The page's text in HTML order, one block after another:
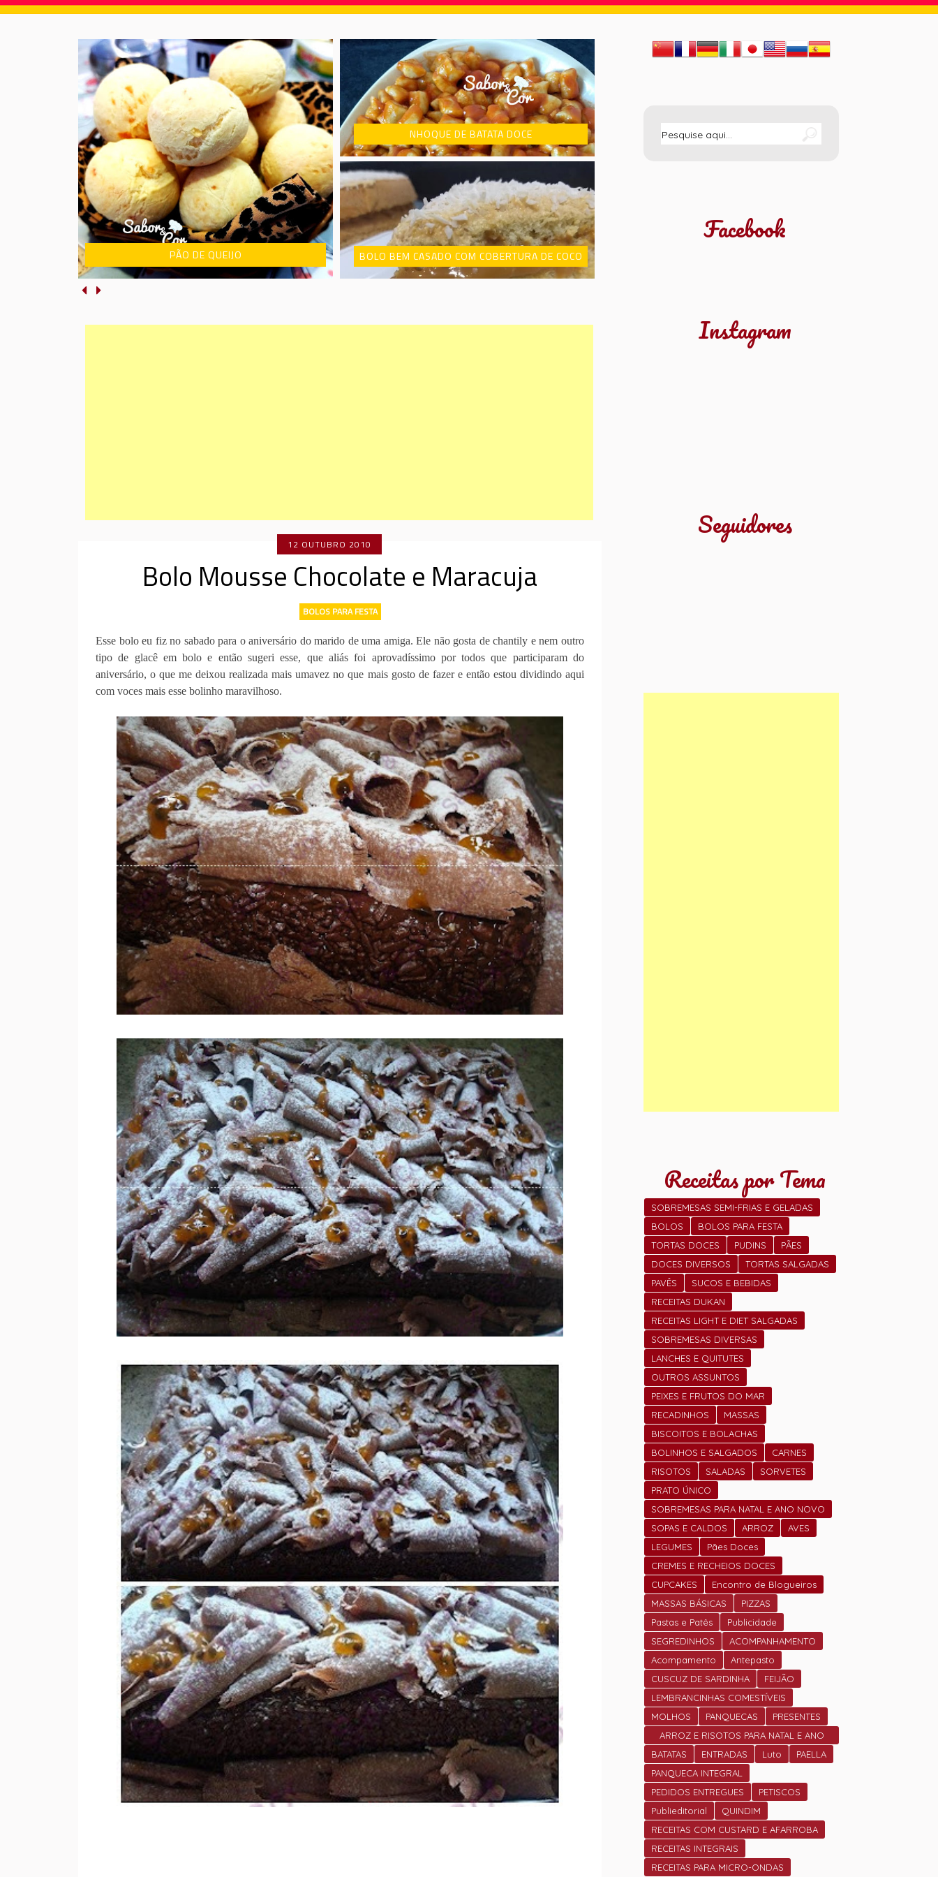
PÃO DE QUEIJO
NHOQUE DE BATATA DOCE
BOLO BEM CASADO COM COBERTURA DE COCO
12 OUTUBRO 2010
Bolo Mousse Chocolate e Maracuja
BOLOS PARA FESTA
Esse bolo eu fiz no sabado para o aniversário do marido de uma amiga. Ele não gosta de chantily e nem outro
tipo de glacê em bolo e então sugeri esse, que aliás foi aprovadíssimo por todos que participaram do
aniversário, o que me deixou realizada mais umavez no que mais gosto de fazer e então estou dividindo aqui
com voces mais esse bolinho maravilhoso.
Facebook
Instagram
Seguidores
Receitas por Tema
SOBREMESAS SEMI-FRIAS E GELADAS
BOLOS
BOLOS PARA FESTA
TORTAS DOCES
PUDINS
PÃES
DOCES DIVERSOS
TORTAS SALGADAS
PAVÊS
SUCOS E BEBIDAS
RECEITAS DUKAN
RECEITAS LIGHT E DIET SALGADAS
SOBREMESAS DIVERSAS
LANCHES E QUITUTES
OUTROS ASSUNTOS
PEIXES E FRUTOS DO MAR
RECADINHOS
MASSAS
BISCOITOS E BOLACHAS
BOLINHOS E SALGADOS
CARNES
RISOTOS
SALADAS
SORVETES
PRATO ÚNICO
SOBREMESAS PARA NATAL E ANO NOVO
SOPAS E CALDOS
ARROZ
AVES
LEGUMES
Pães Doces
CREMES E RECHEIOS DOCES
CUPCAKES
Encontro de Blogueiros
MASSAS BÁSICAS
PIZZAS
Pastas e Patês
Publicidade
SEGREDINHOS
ACOMPANHAMENTO
Acompamento
Antepasto
CUSCUZ DE SARDINHA
FEIJÃO
LEMBRANCINHAS COMESTÍVEIS
MOLHOS
PANQUECAS
PRESENTES
ARROZ E RISOTOS PARA NATAL E ANO
NOVO
BATATAS ENTRADAS Luto
PAELLA
PANQUECA INTEGRAL
PEDIDOS ENTREGUES
PETISCOS
Publieditorial
QUINDIM
RECEITAS COM CUSTARD E AFARROBA
RECEITAS INTEGRAIS
RECEITAS PARA MICRO-ONDAS